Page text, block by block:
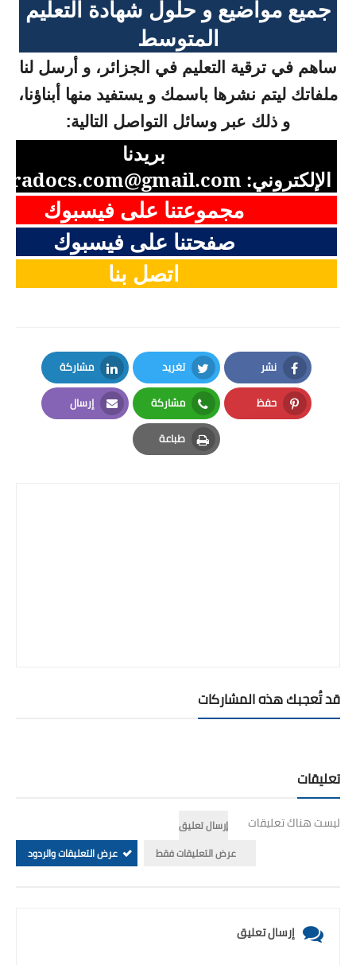
جميع مواضيع و حلول شهادة التعليم
المتوسط
ساهم في ترقية التعليم في الجزائر، و أرسل لنا
ملفاتك ليتم نشرها باسمك و يستفيد منها أبناؤنا،
و ذلك عبر وسائل التواصل التالية:
بريدنا
الإلكتروني:
مجموعتنا على فيسبوك
صفحتنا على فيسبوك
اتصل بنا
نشر
Facebook
تغريد
Twitter
مشاركة
LinkedIn
حفظ
Pinterest
مشاركة
Whatsapp
إرسال
Email
طباعة
Print
قد تُعجبك هذه المشاركات
تعليقات
ليست هناك تعليقات
إرسال تعليق
عرض التعليقات فقط
عرض التعليقات والردود
إرسال تعليق